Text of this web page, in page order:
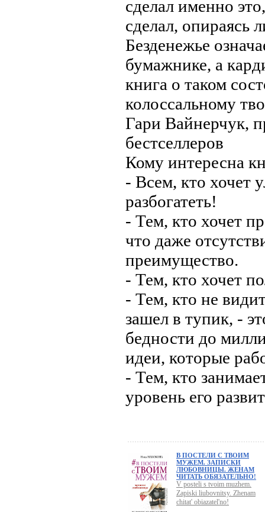
сделал именно
сделал, опираясь
Безденежье
бумажнике, а
книга о таком
колоссальному
Гари Вайнерчук,
бестселлеров
Кому интересна
- Всем, кто хочет
разбогатеть!
- Тем, кто хочет
что даже
преимущество.
- Тем, кто хочет
- Тем, кто не
зашел в тупик, -
бедности до
идеи, которые
- Тем, кто
уровень его
В ПОСТЕЛИ С ТВОИМ
МУЖЕМ. ЗАПИСКИ
ЛЮБОВНИЦЫ. ЖЕНАМ
ЧИТАТЬ ОБЯЗАТЕЛЬНО!
V posteli s tvoim muzhem.
Zapiski liubovnitsy. Zhenam
chitat' obiazatel'no!